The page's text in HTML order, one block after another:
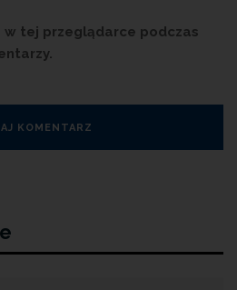
tej przeglądarce podczas